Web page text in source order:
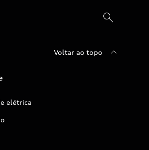
Voltar ao topo
elétrica